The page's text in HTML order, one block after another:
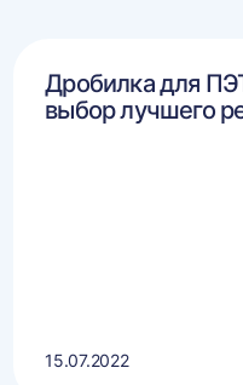
Дробилка для
выбор лучшего
15.07.2022